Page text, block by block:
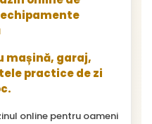
mașină, garaj,
practice de zi
online pentru oameni